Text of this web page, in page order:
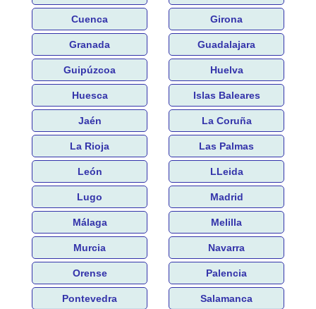
Cuenca Girona
Granada Guadalajara
Guipúzcoa Huelva
Huesca Islas Baleares
Jaén La Coruña
La Rioja Las Palmas
León LLeida
Lugo Madrid
Málaga Melilla
Murcia Navarra
Orense Palencia
Pontevedra Salamanca